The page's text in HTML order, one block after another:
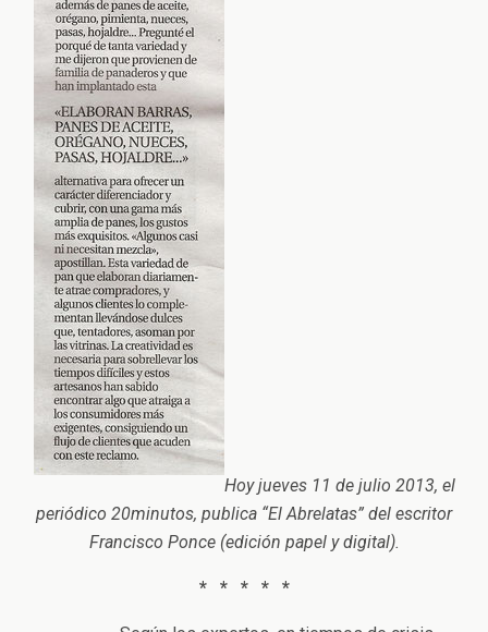
Hoy jueves 11 de julio 2013, el
periódico 20minutos, publica “El Abrelatas” del escritor
Francisco Ponce (edición papel y digital).
* * * * *